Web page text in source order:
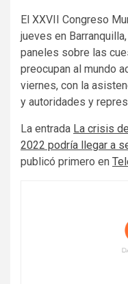
El XXVII Congreso
jueves en
paneles sobre las
preocupan al mundo
viernes, con la
y autoridades y
La entrada La crisis
2022 podría llegar a
publicó primero en